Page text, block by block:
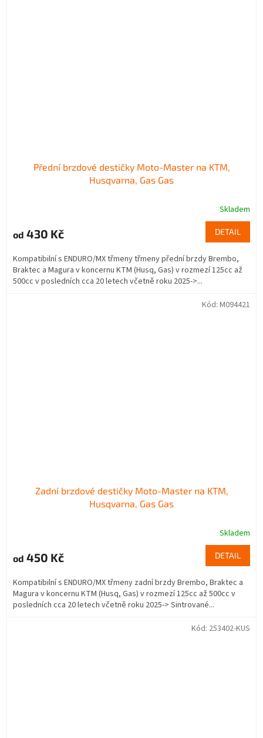
Přední brzdové destičky Moto-Master na KTM,
Husqvarna, Gas Gas
Skladem
od 430 Kč DETAIL
Kompatibilní s ENDURO/MX třmeny třmeny přední brzdy Brembo,
Braktec a Magura v koncernu KTM (Husq, Gas) v rozmezí 125cc až
500cc v posledních cca 20 letech včetně roku 2025->...
Zadní brzdové destičky Moto-Master na KTM,
Husqvarna, Gas Gas
Skladem
od 450 Kč DETAIL
Kompatibilní s ENDURO/MX třmeny zadní brzdy Brembo, Braktec a
Magura v koncernu KTM (Husq, Gas) v rozmezí 125cc až 500cc v
posledních cca 20 letech včetně roku 2025-> Sintrované...
Kód: M094421
Kód: 253402-KUS